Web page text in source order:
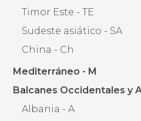
Timor Este - TE
Sudeste asiático - SA
China - Ch
Mediterráneo - M
Balcanes Occidentales y
Albania - A